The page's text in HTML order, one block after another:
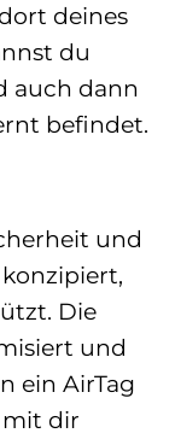
deines
du
auch dann
befindet.
und
Die
und
ein AirTag
mit dir